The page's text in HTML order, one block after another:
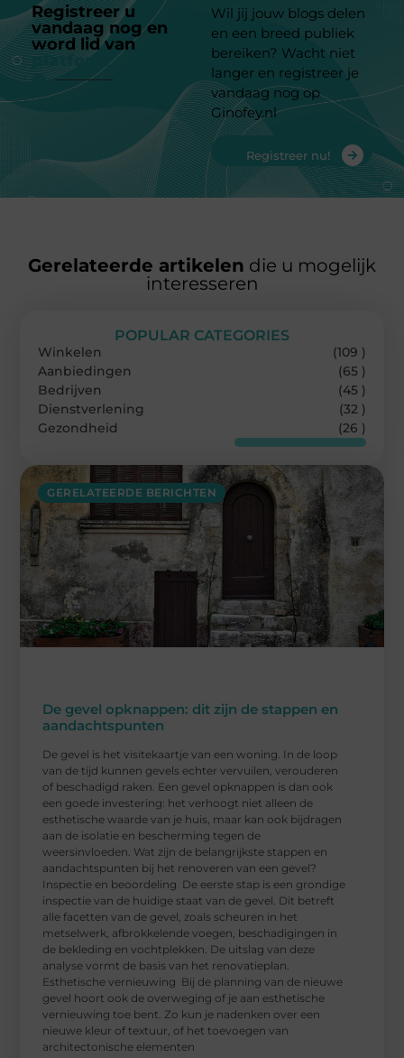
Registreer u
vandaag nog en
word lid van
platform
Wil jij jouw blogs delen
en een breed publiek
bereiken? Wacht niet
langer en registreer je
vandaag nog op
Ginofey.nl
Registreer nu!
Gerelateerde artikelen die u mogelijk
interesseren
GERELATEERDE BERICHTEN
De gevel opknappen: dit zijn de stappen en
aandachtspunten
De gevel is het visitekaartje van een woning. In de loop
van de tijd kunnen gevels echter vervuilen, verouderen
of beschadigd raken. Een gevel opknappen is dan ook
een goede investering: het verhoogt niet alleen de
esthetische waarde van je huis, maar kan ook bijdragen
aan de isolatie en bescherming tegen de
weersinvloeden. Wat zijn de belangrijkste stappen en
aandachtspunten bij het renoveren van een gevel?
Inspectie en beoordeling De eerste stap is een grondige
inspectie van de huidige staat van de gevel. Dit betreft
alle facetten van de gevel, zoals scheuren in het
metselwerk, afbrokkelende voegen, beschadigingen in
de bekleding en vochtplekken. De uitslag van deze
analyse vormt de basis van het renovatieplan.
Esthetische vernieuwing Bij de planning van de nieuwe
gevel hoort ook de overweging of je aan esthetische
vernieuwing toe bent. Zo kun je nadenken over een
nieuwe kleur of textuur, of het toevoegen van
architectonische elementen
POPULAR CATEGORIES
Winkelen
(109 )
Aanbiedingen
(65 )
Bedrijven
(45 )
Dienstverlening
(32 )
Gezondheid
(26 )